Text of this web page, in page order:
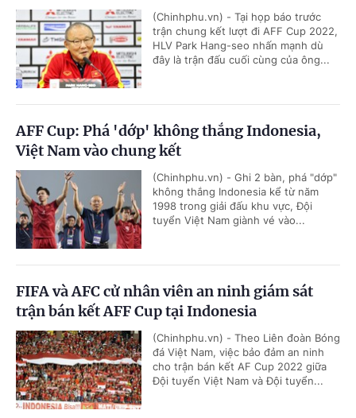
(Chinhphu.vn) - Tại họp báo trước
trận chung kết lượt đi AFF Cup 2022,
HLV Park Hang-seo nhấn mạnh dù
đây là trận đấu cuối cùng của ông...
AFF Cup: Phá 'dớp' không thắng Indonesia,
Việt Nam vào chung kết
(Chinhphu.vn) - Ghi 2 bàn, phá "dớp"
không thắng Indonesia kể từ năm
1998 trong giải đấu khu vực, Đội
tuyển Việt Nam giành vé vào...
FIFA và AFC cử nhân viên an ninh giám sát
trận bán kết AFF Cup tại Indonesia
(Chinhphu.vn) - Theo Liên đoàn Bóng
đá Việt Nam, việc bảo đảm an ninh
cho trận bán kết AF Cup 2022 giữa
Đội tuyển Việt Nam và Đội tuyển...